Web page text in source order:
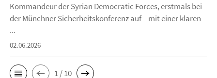
Kommandeur der Syrian Democratic Forces, erstmals bei
der Münchner Sicherheitskonferenz auf – mit einer klaren
...
02.06.2026
1 / 10